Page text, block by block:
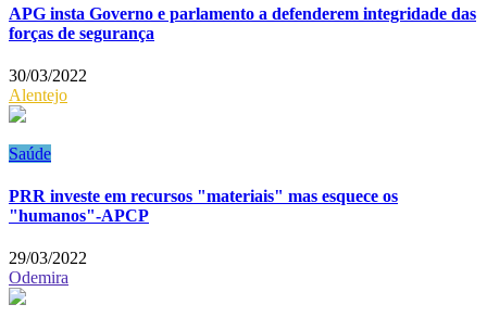
APG insta Governo e parlamento a defenderem integridade das
forças de segurança
30/03/2022
Alentejo
Saúde
PRR investe em recursos "materiais" mas esquece os
"humanos"-APCP
29/03/2022
Odemira